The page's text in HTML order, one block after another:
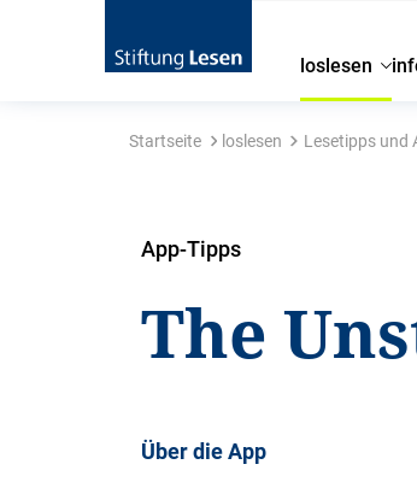
loslesen
Startseite loslesen Lesetipps und
App-Tipps
The
Über die App